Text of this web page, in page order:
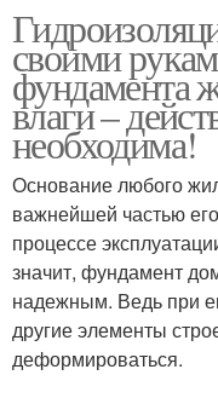
своими
фундамента
влаги –
необходима!
Основание любого
важнейшей частью
процессе
значит, фундамент
надежным. Ведь при
другие элементы
деформироваться.